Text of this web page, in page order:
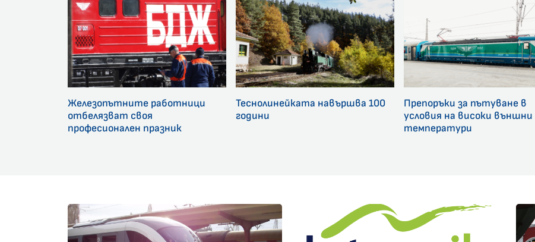
Железопътните работници
отбелязват своя
професионален празник
Теснолинейката навършва 100
години
Препоръки за пътуване в
условия на високи външни
температури